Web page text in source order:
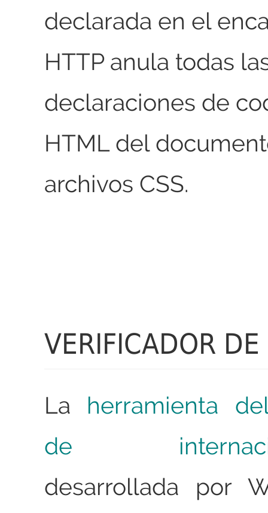
declarada en el
HTTP anula todas
declaraciones de
HTML del
archivos CSS.
VERIFICADOR
La herramienta
de
desarrollada por